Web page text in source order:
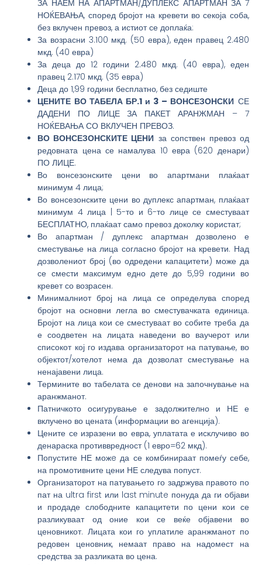
ЗА НАЕМ НА АПАРТМАН/ДУПЛЕКС АПАРТМАН ЗА 7
НОЌЕВАЊА, според бројот на кревети во секоја соба,
без вклучен превоз, а истиот се доплаќа:
За возрасни 3.100 мкд. (50 евра), еден правец 2.480
мкд. (40 евра)
За деца до 12 години 2.480 мкд. (40 евра), еден
правец 2.170 мкд. (35 евра)
Деца до 1,99 години бесплатно, без седиште
ЦЕНИТЕ ВО ТАБЕЛА БР.1 и 3 – ВОНСЕЗОНСКИ СЕ
ДАДЕНИ ПО ЛИЦЕ ЗА ПАКЕТ АРАНЖМАН – 7
НОЌЕВАЊА СО ВКЛУЧЕН ПРЕВОЗ.
ВО ВОНСЕЗОНСКИТЕ ЦЕНИ за сопствен превоз од
редовната цена се намалува 10 евра (620 денари)
ПО ЛИЦЕ.
Во вонсезонските цени во апартмани плаќаат
минимум 4 лица;
Во вонсезонските цени во дуплекс апартман, плаќаат
минимум 4 лица | 5-то и 6-то лице се сместуваат
БЕСПЛАТНО, плаќаат само превоз доколку користат;
Во апартман / дуплекс апартман дозволено е
сместување на лица согласно бројот на кревети. Над
дозволениот број (во одредени капацитети) може да
се смести максимум едно дете до 5,99 години во
кревет со возрасен.
Минималниот број на лица се определува според
бројот на основни легла во сместувачката единица.
Бројот на лица кои се сместуваат во собите треба да
е соодветен на лицата наведени во ваучерот или
списокот кој го издава организаторот на патување, во
објектот/хотелот нема да дозволат сместување на
ненајавени лица.
Термините во табелата се денови на започнување на
аранжманот.
Патничкото осигурување е задолжително и НЕ е
вклучено во цената (информации во агенција).
Цените се изразени во евра, уплатата е исклучиво во
денараска противвредност (1 евро=62 мкд).
Попустите НЕ можe да се комбинираат помеѓу себе,
на промотивните цени НЕ следува попуст.
Организаторот на патувањето го задржува правото по
пат на ultra first или last minute понуда да ги објави
и продаде слободните капацитети по цени кои се
разликуваат од оние кои се веќе објавени во
ценовникот. Лицата кои го уплатиле аранжманот по
редовен ценовник, немаат право на надомест на
средства за разликата во цена.